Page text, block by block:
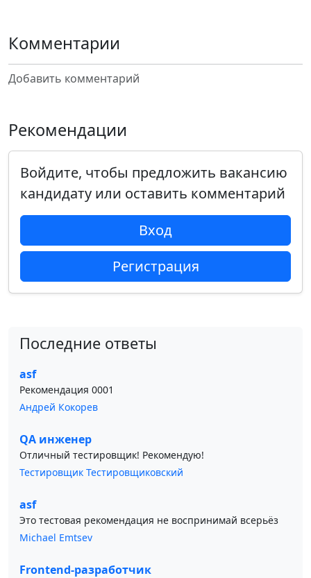
Комментарии
Добавить комментарий
Рекомендации
Войдите, чтобы предложить вакансию
кандидату или оставить комментарий
Вход
Регистрация
Последние ответы
asf
Рекомендация 0001
Андрей Кокорев
QA инженер
Отличный тестировщик! Рекомендую!
Тестировщик Тестировщиковский
asf
Это тестовая рекомендация не воспринимай всерьёз
Michael Emtsev
Frontend-разработчик